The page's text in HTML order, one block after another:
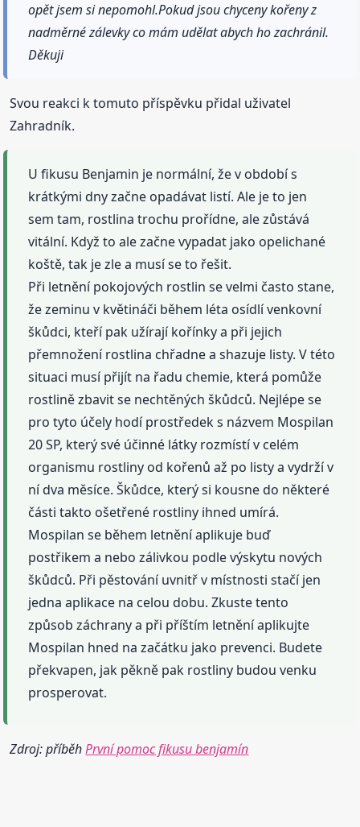
opět jsem si nepomohl.Pokud jsou chyceny kořeny z
nadměrné zálevky co mám udělat abych ho zachránil.
Děkuji
Svou reakci k tomuto příspěvku přidal uživatel
Zahradník.
U fikusu Benjamin je normální, že v období s
krátkými dny začne opadávat listí. Ale je to jen
sem tam, rostlina trochu prořídne, ale zůstává
vitální. Když to ale začne vypadat jako opelichané
koště, tak je zle a musí se to řešit.
Při letnění pokojových rostlin se velmi často stane,
že zeminu v květináči během léta osídlí venkovní
škůdci, kteří pak užírají kořínky a při jejich
přemnožení rostlina chřadne a shazuje listy. V této
situaci musí přijít na řadu chemie, která pomůže
rostlině zbavit se nechtěných škůdců. Nejlépe se
pro tyto účely hodí prostředek s názvem Mospilan
20 SP, který své účinné látky rozmístí v celém
organismu rostliny od kořenů až po listy a vydrží v
ní dva měsíce. Škůdce, který si kousne do některé
části takto ošetřené rostliny ihned umírá.
Mospilan se během letnění aplikuje buď
postřikem a nebo zálivkou podle výskytu nových
škůdců. Při pěstování uvnitř v místnosti stačí jen
jedna aplikace na celou dobu. Zkuste tento
způsob záchrany a při příštím letnění aplikujte
Mospilan hned na začátku jako prevenci. Budete
překvapen, jak pěkně pak rostliny budou venku
prosperovat.
Zdroj: příběhPrvní pomoc fikusu benjamín